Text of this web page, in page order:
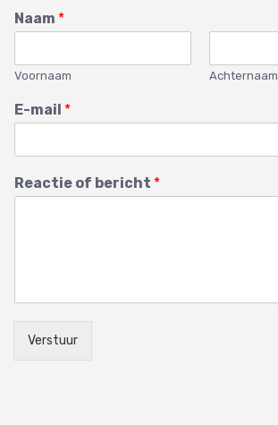
Naam *
Voornaam Achternaam
E-mail *
Reactie of bericht *
Verstuur